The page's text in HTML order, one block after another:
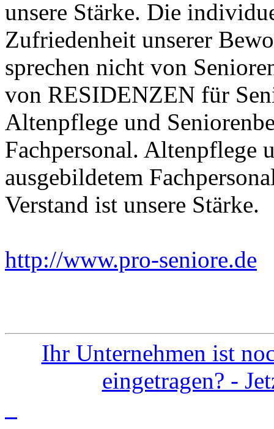
unsere Stärke. Die
Zufriedenheit unserer
sprechen nicht von
von RESIDENZEN für
Altenpflege und
Fachpersonal. Altenpflege
ausgebildetem
Verstand ist unsere Stärke.
http://www.pro-seniore.de
Ihr Unternehmen ist
eingetragen? -